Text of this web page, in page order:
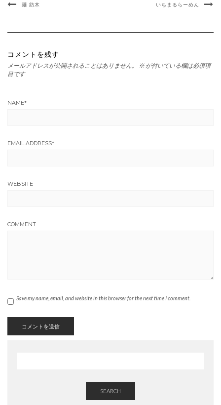
麺 紡木 いちまるらーめん
コメントを残す
メールアドレスが公開されることはありません。 ※ が付いている欄は必須項
目です
NAME*
EMAIL ADDRESS*
WEBSITE
COMMENT
Save my name, email, and website in this browser for the next time I comment.
SEARCH